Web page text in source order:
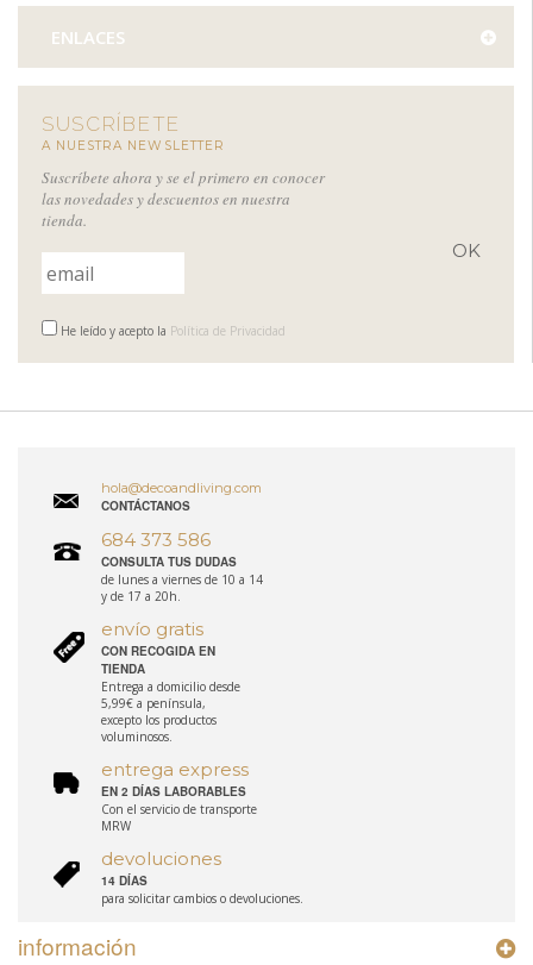
ENLACES
SUSCRÍBETE
A NUESTRA NEWSLETTER
Suscríbete ahora y se el primero en conocer
las novedades y descuentos en nuestra
tienda.
He leído y acepto la Política de Privacidad
hola@decoandliving.com
CONTÁCTANOS
684 373 586
CONSULTA TUS DUDAS
de lunes a viernes de 10 a 14
y de 17 a 20h.
envío gratis
CON RECOGIDA EN
TIENDA
Entrega a domicilio desde
5,99€ a península,
excepto los productos
voluminosos.
entrega express
EN 2 DÍAS LABORABLES
Con el servicio de transporte
MRW
devoluciones
14 DÍAS
para solicitar cambios o devoluciones.
información